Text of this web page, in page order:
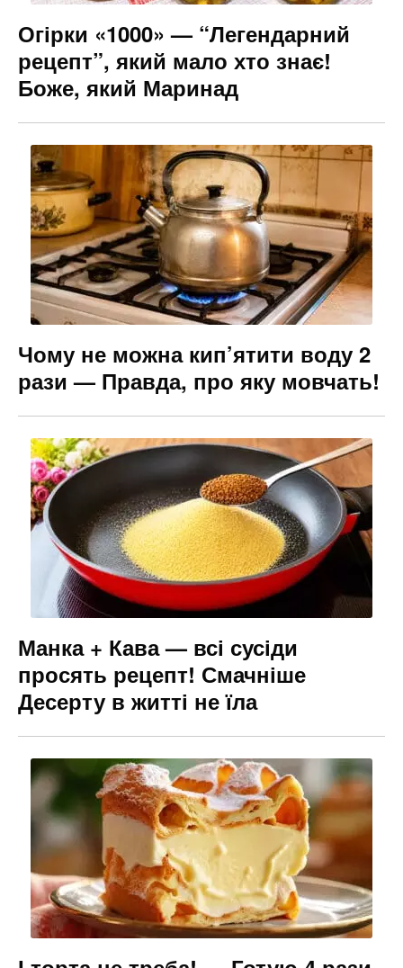
Огірки «1000» — “Легендарний
рецепт”, який мало хто знає!
Боже, який Маринад
Чому не можна кип’ятити воду 2
рази — Правда, про яку мовчать!
Манка + Кава — всі сусіди
просять рецепт! Смачніше
Десерту в житті не їла